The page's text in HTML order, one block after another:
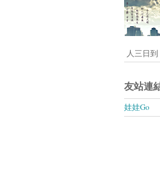
人三日
友站連
娃娃Go